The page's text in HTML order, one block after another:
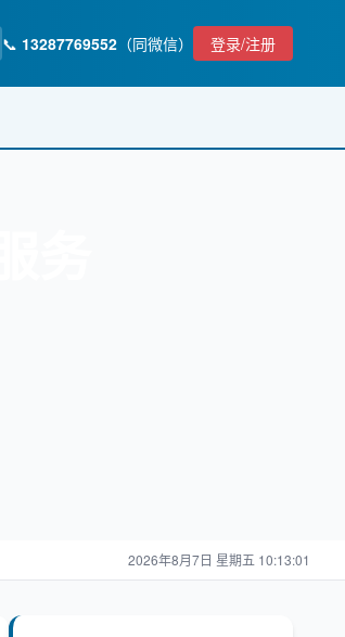
📞 13287769552 （同微信） 登录/注册
2026年8月7日 星期五 10:13:01